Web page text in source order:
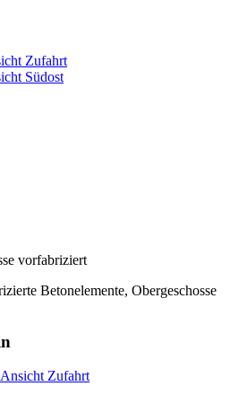
vorfabriziert
Betonelemente, Obergeschosse